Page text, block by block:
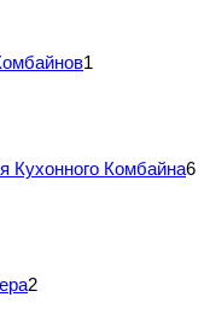
1
Кухонного Комбайна6
2